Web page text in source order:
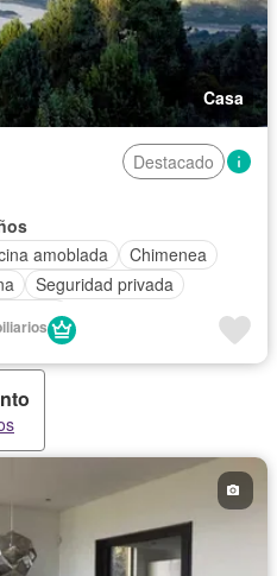
Casa
Destacado
amoblada
Chimenea
Seguridad privada
de tenis